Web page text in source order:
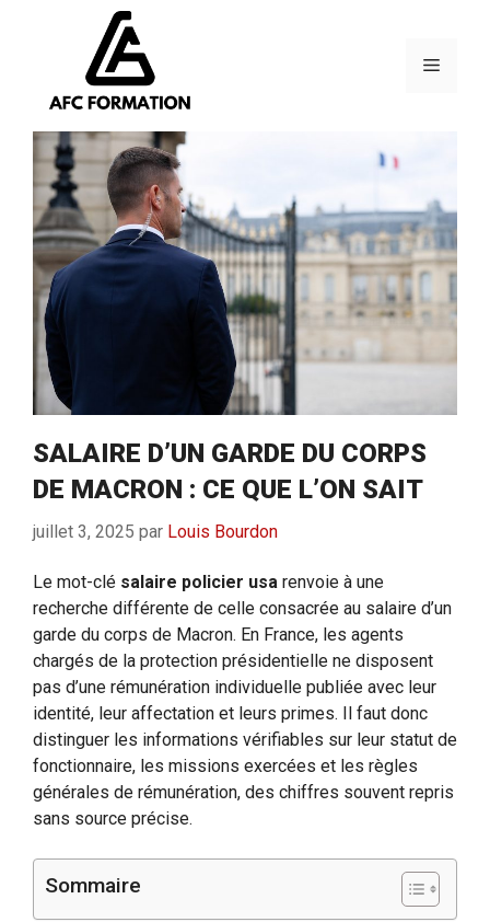
Menu
SALAIRE D’UN GARDE DU CORPS
DE MACRON : CE QUE L’ON SAIT
juillet 3, 2025 par Louis Bourdon
Le mot-clé salaire policier usa renvoie à une
recherche différente de celle consacrée au salaire d’un
garde du corps de Macron. En France, les agents
chargés de la protection présidentielle ne disposent
pas d’une rémunération individuelle publiée avec leur
identité, leur affectation et leurs primes. Il faut donc
distinguer les informations vérifiables sur leur statut de
fonctionnaire, les missions exercées et les règles
générales de rémunération, des chiffres souvent repris
sans source précise.
Sommaire